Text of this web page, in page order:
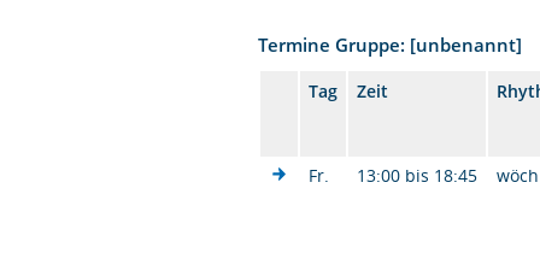
Termine Gruppe: [unbenannt]
Tag Zeit
Fr. 13:00 bis 18:45